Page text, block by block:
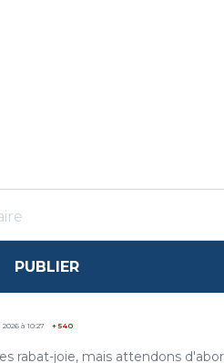
PUBLIER
à 10:27 +540
rabat-joie, mais attendons